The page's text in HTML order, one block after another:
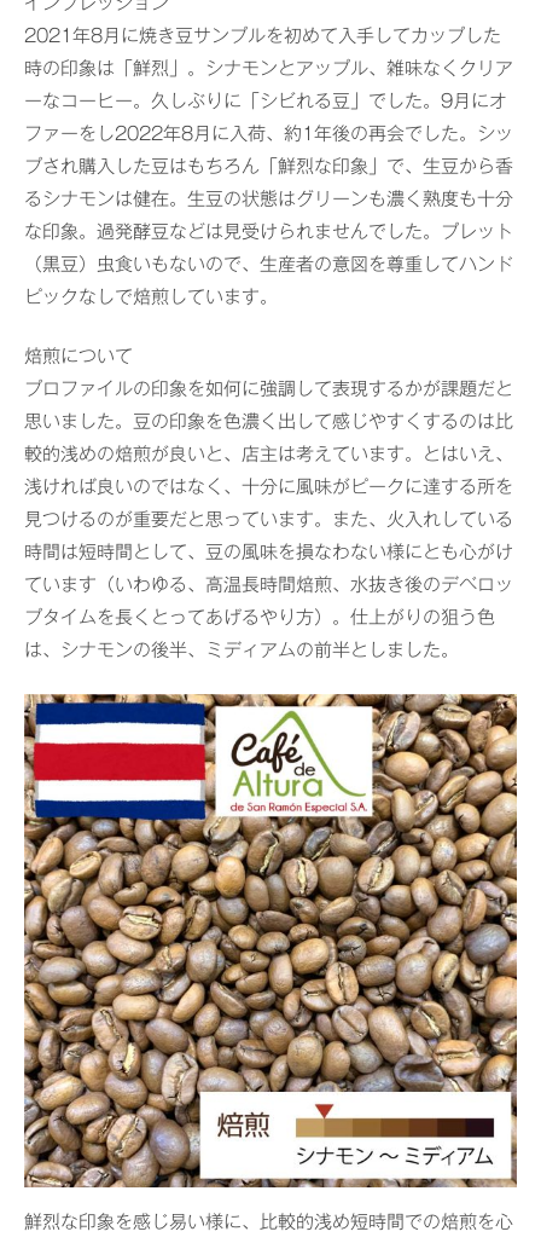
2021年8月に焼き豆サンプルを初めて入手してカップした
時の印象は「鮮烈」。シナモンとアップル、雑味なくクリア
ーなコーヒー。久しぶりに「シビれる豆」でした。9月にオ
ファーをし2022年8月に入荷、約1年後の再会でした。シッ
プされ購入した豆はもちろん「鮮烈な印象」で、生豆から香
るシナモンは健在。生豆の状態はグリーンも濃く熟度も十分
な印象。過発酵豆などは見受けられませんでした。プレット
（黒豆）虫食いもないので、生産者の意図を尊重してハンド
ピックなしで焙煎しています。
焙煎について
プロファイルの印象を如何に強調して表現するかが課題だと
思いました。豆の印象を色濃く出して感じやすくするのは比
較的浅めの焙煎が良いと、店主は考えています。とはいえ、
浅ければ良いのではなく、十分に風味がピークに達する所を
見つけるのが重要だと思っています。また、火入れしている
時間は短時間として、豆の風味を損なわない様にとも心がけ
ています（いわゆる、高温長時間焙煎、水抜き後のデベロッ
プタイムを長くとってあげるやり方）。仕上がりの狙う色
は、シナモンの後半、ミディアムの前半としました。
鮮烈な印象を感じ易い様に、比較的浅め短時間での焙煎を心